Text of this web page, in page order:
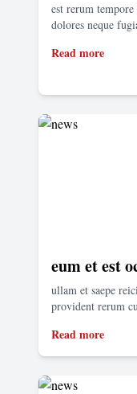
est rerum
dolores neque
Read more
eum et est
ullam et saepe
provident rerum
Read more